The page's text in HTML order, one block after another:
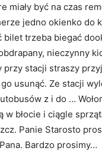
miały być na czas
jedno okienko do
trzeba biegać
nieczynny
przy stacji straszy
usunąć. Ze stacji
z i do …
w błocie i ciągle
Panie Starosto
Bardzo prosimy…